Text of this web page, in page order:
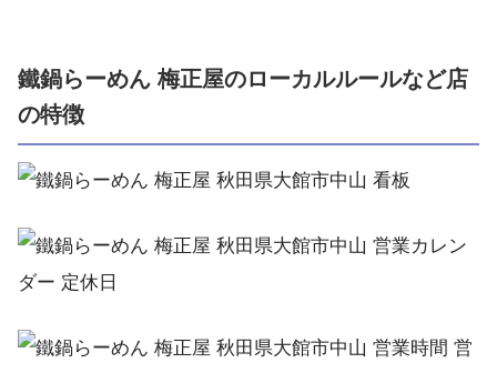
鐵鍋らーめん 梅正屋のローカルルールなど店
の特徴